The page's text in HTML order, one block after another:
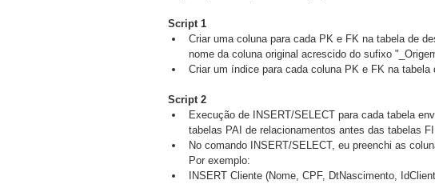
Script 1
Criar uma coluna para cada PK e FK na tabela de
nome da coluna original acrescido do sufixo
Criar um índice para cada coluna PK e FK na tabela
Script 2
Execução de INSERT/SELECT para cada tabela
tabelas PAI de relacionamentos antes das tabelas
No comando INSERT/SELECT, eu preenchi as
Por exemplo:
INSERT Cliente (Nome, CPF, DtNascimento,